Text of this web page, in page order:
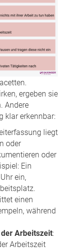
ergeben sie
Andere
klar erkennbar:
liegt
oder
oder
Ein
ein,
einen
während
Arbeitszeit:
Arbeitszeit